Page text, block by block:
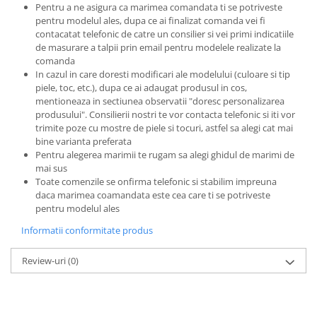
Pentru a ne asigura ca marimea comandata ti se potriveste
pentru modelul ales, dupa ce ai finalizat comanda vei fi
contacatat telefonic de catre un consilier si vei primi indicatiile
de masurare a talpii prin email pentru modelele realizate la
comanda
In cazul in care doresti modificari ale modelului (culoare si tip
piele, toc, etc.), dupa ce ai adaugat produsul in cos,
mentioneaza in sectiunea observatii "doresc personalizarea
produsului". Consilierii nostri te vor contacta telefonic si iti vor
trimite poze cu mostre de piele si tocuri, astfel sa alegi cat mai
bine varianta preferata
Pentru alegerea marimii te rugam sa alegi ghidul de marimi de
mai sus
Toate comenzile se onfirma telefonic si stabilim impreuna
daca marimea coamandata este cea care ti se potriveste
pentru modelul ales
Informatii conformitate produs
Review-uri(0)